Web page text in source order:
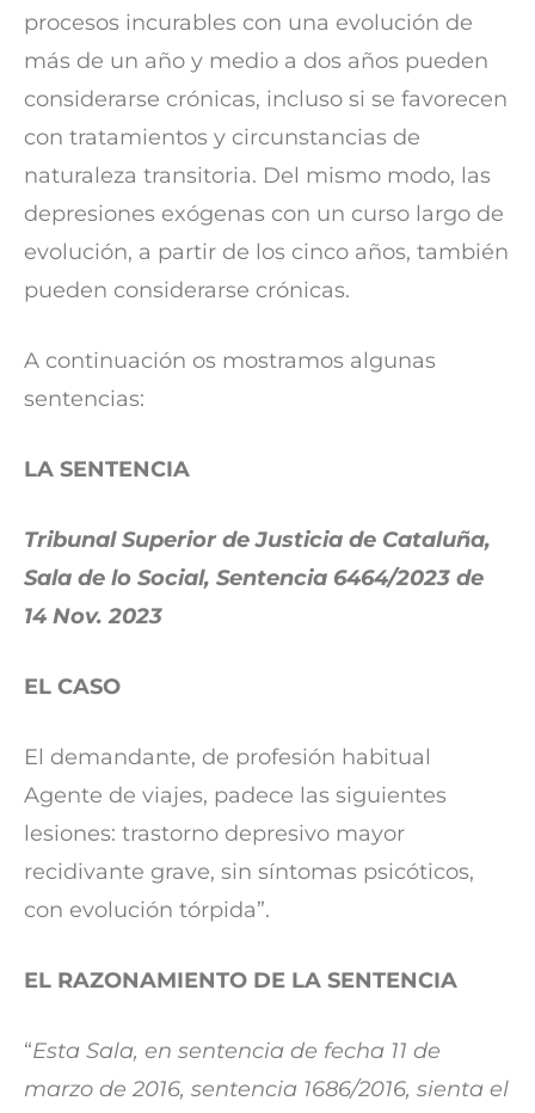
procesos incurables con una evolución de
más de un año y medio a dos años pueden
considerarse crónicas, incluso si se favorecen
con tratamientos y circunstancias de
naturaleza transitoria. Del mismo modo, las
depresiones exógenas con un curso largo de
evolución, a partir de los cinco años, también
pueden considerarse crónicas.
A continuación os mostramos algunas
sentencias:
LA SENTENCIA
Tribunal Superior de Justicia de Cataluña,
Sala de lo Social, Sentencia 6464/2023 de
14 Nov. 2023
EL CASO
El demandante, de profesión habitual
Agente de viajes, padece las siguientes
lesiones: trastorno depresivo mayor
recidivante grave, sin síntomas psicóticos,
con evolución tórpida”.
EL RAZONAMIENTO DE LA SENTENCIA
“Esta Sala, en sentencia de fecha 11 de
marzo de 2016, sentencia 1686/2016, sienta el